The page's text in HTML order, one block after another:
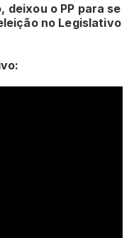
deixou o PP para se
no Legislativo